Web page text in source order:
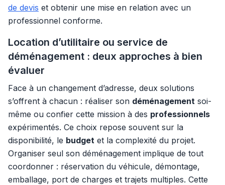
de devis et obtenir une mise en relation avec un
professionnel conforme.
Location d’utilitaire ou service de
déménagement : deux approches à bien
évaluer
Face à un changement d’adresse, deux solutions
s’offrent à chacun : réaliser son déménagement soi-
même ou confier cette mission à des professionnels
expérimentés. Ce choix repose souvent sur la
disponibilité, le budget et la complexité du projet.
Organiser seul son déménagement implique de tout
coordonner : réservation du véhicule, démontage,
emballage, port de charges et trajets multiples. Cette